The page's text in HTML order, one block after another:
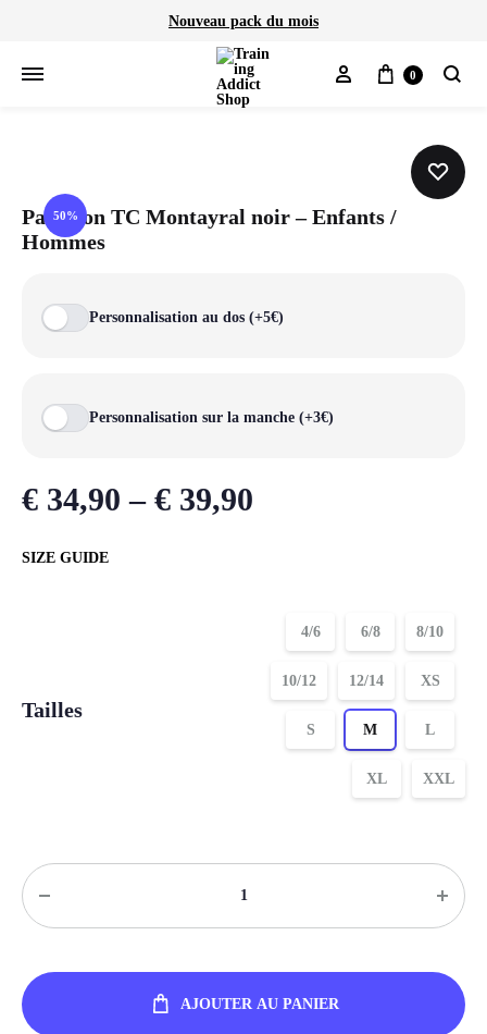
Nouveau pack du mois
Mon compte
Panier
0
50%
Pantalon TC Montayral noir – Enfants /
Hommes
Personnalisation au dos (+5€)
Personnalisation sur la manche (+3€)
€ 34,90 – € 39,90
SIZE GUIDE
Tailles
4/6 6/8 8/10
10/12 12/14 XS
S M L
XL XXL
Quantité
AJOUTER AU PANIER